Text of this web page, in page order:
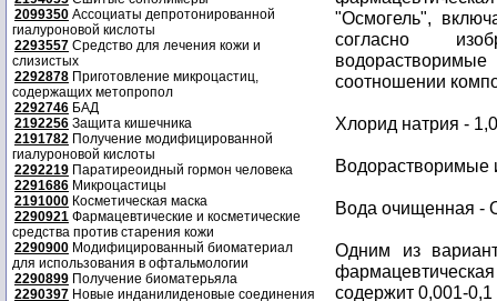
2099350 Ассоциаты депротонированной
гиалуроновой кислоты
2293557 Средство для лечения кожи и
слизистых
2292878 Приготовление микроцастиц,
содержащих метопропол
2292746 БАД
2192256 Защита кишечника
2191782 Получение модифицированной
гиалуроновой кислоты
2292219 Паратиреоидный гормон человека
2291686 Микроцастицы
2191000 Косметическая маска
2290921 Фармацевтические и косметические
средства против старения кожи
2290900 Модифицированный биоматериал
для использования в офтальмологии
2290899 Получение биоматерьяла
2290397 Новые инданилиденовые соединения
"Осмогель",
согласно
соотношении
Хлорид натрия -
Водорастворимые
Вода очищенная -
Одним из
содержит 0,001-